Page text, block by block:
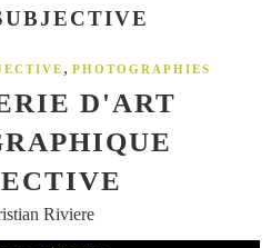
, PHOTOGRAPHIES
D'ART
Riviere